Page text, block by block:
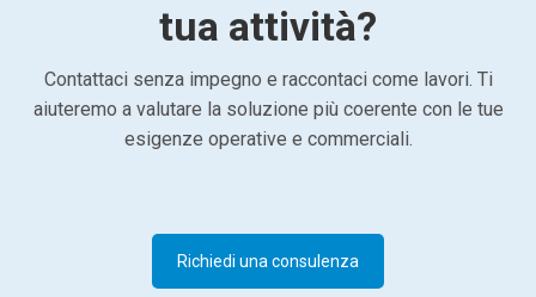
tua attività?
Contattaci senza impegno e raccontaci come lavori. Ti
aiuteremo a valutare la soluzione più coerente con le tue
esigenze operative e commerciali.
Richiedi una consulenza